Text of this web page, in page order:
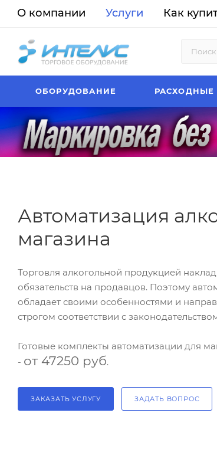
О компании Услуги Как
ОБОРУДОВАНИЕ
Автоматизация
магазина
Торговля алкогольной продукцией
обязательств на продавцов. Поэтому
обладает своими особенностями и
строгом соответствии с
Готовые комплекты автоматизации для
- от 47250 руб.
ЗАКАЗАТЬ УСЛУГУ ЗАДАТЬ ВОПРОС